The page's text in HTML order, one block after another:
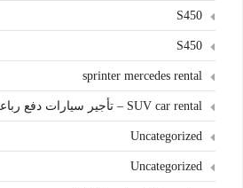
S450
S450
sprinter mercedes rental
SUV car rental – تأجير سيارات دفع رباعي 4*4 مع سائق
Uncategorized
Uncategorized